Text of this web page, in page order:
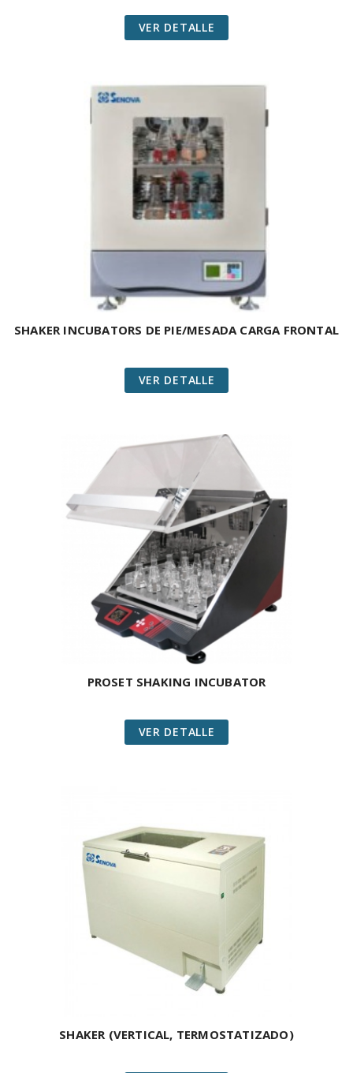
VER DETALLE
SHAKER INCUBATORS DE PIE/MESADA CARGA FRONTAL
VER DETALLE
PROSET SHAKING INCUBATOR
VER DETALLE
SHAKER (VERTICAL, TERMOSTATIZADO)